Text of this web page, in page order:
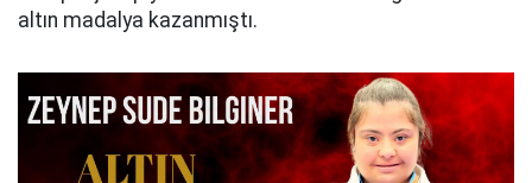
altın madalya kazanmıştı.